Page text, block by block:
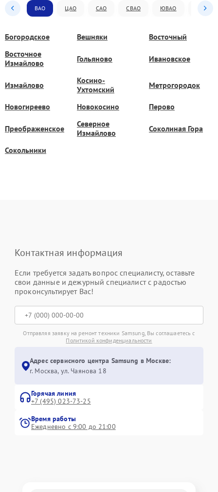
ВАО ЦАО САО СВАО ЮВАО ЮАО
Богородское Вешняки
Восточный
Восточное
Измайлово
Гольяново Ивановское
Измайлово
Косино-
Ухтомский
Метрогородок
Новогиреево Новокосино Перово
Преображенское
Северное
Измайлово
Соколиная Гора
Сокольники
Контактная информация
Если требуется задать вопрос специалисту, оставьте
свои данные и дежурный специалист с радостью
проконсультирует Вас!
Отправляя заявку на ремонт техники Samsung, Вы соглашаетесь с
Политикой конфиденциальности
Адрес сервисного центра Samsung в Москве:
г. Москва, ул. Чаянова 18
Горячая линия
+7 (495) 023-73-25
Время работы
Ежедневно с 9:00 до 21:00